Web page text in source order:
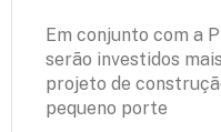
Em conjunto com a
serão investidos
projeto de
pequeno porte